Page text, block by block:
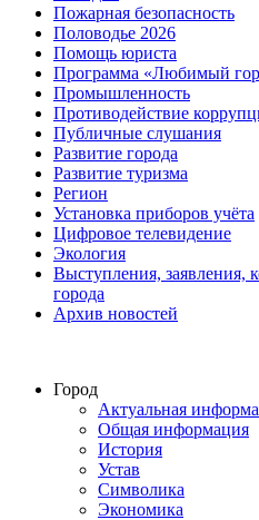
Пожарная безопасность
Половодье 2026
Помощь юриста
Программа «Любимый
Промышленность
Противодействие
Публичные слушания
Развитие города
Развитие туризма
Регион
Установка приборов учёта
Цифровое телевидение
Экология
Выступления, заявления,
города
Архив новостей
Город
Актуальная
Общая информация
История
Устав
Символика
Экономика